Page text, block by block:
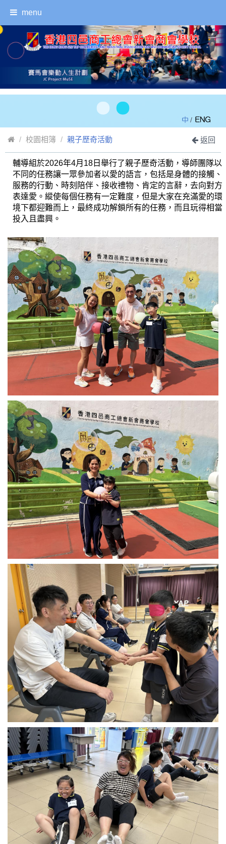
menu
/
校園相簿 親子歷奇活動 返回
輔導組於2026年4月18日舉行了親子歷奇活動，導師團隊以
不同的任務讓一眾參加者以愛的語言，包括是身體的接觸、
服務的行動、時刻陪伴、接收禮物、肯定的言辭，去向對方
表達愛。縱使每個任務有一定難度，但是大家在充滿愛的環
境下都迎難而上，最終成功解鎖所有的任務，而且玩得相當
投入且盡興。